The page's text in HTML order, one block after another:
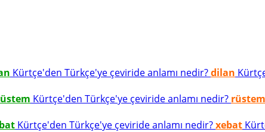
Kürtçe'den Türkçe'ye çeviride anlamı nedir?dilan
Kürtçe'den Türkçe'ye çeviride anlamı nedir? rüstem
Kürtçe'den Türkçe'ye çeviride anlamı nedir?xebat